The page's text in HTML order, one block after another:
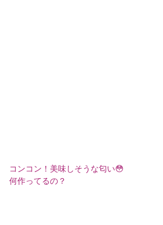
コンコン！美味しそうな匂い😳
何作ってるの？